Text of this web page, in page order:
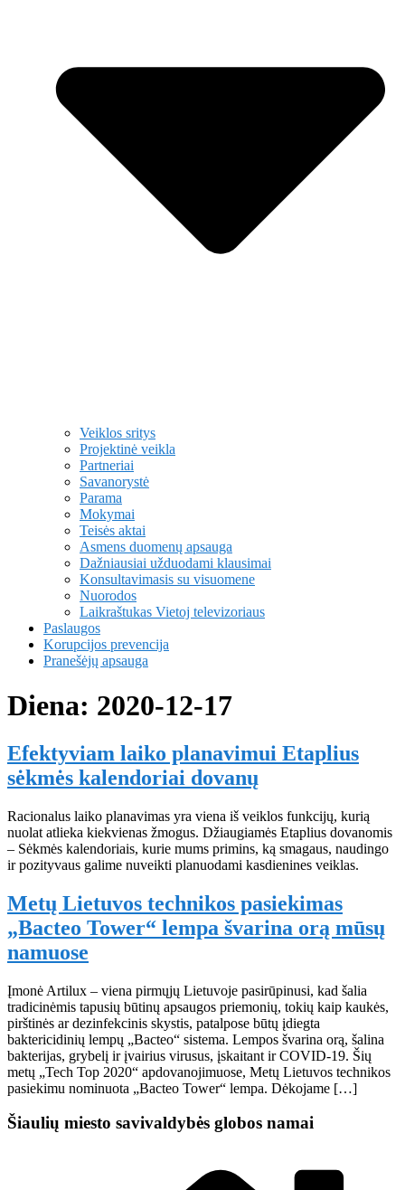
Veiklos sritys
Projektinė veikla
Partneriai
Savanorystė
Parama
Mokymai
Teisės aktai
Asmens duomenų apsauga
Dažniausiai užduodami klausimai
Konsultavimasis su visuomene
Nuorodos
Laikraštukas Vietoj televizoriaus
Paslaugos
Korupcijos prevencija
Pranešėjų apsauga
Diena: 2020-12-17
Efektyviam laiko planavimui Etaplius
sėkmės kalendoriai dovanų
Racionalus laiko planavimas yra viena iš veiklos funkcijų, kurią
nuolat atlieka kiekvienas žmogus. Džiaugiamės Etaplius dovanomis
– Sėkmės kalendoriais, kurie mums primins, ką smagaus, naudingo
ir pozityvaus galime nuveikti planuodami kasdienines veiklas.
Metų Lietuvos technikos pasiekimas
„Bacteo Tower“ lempa švarina orą mūsų
namuose
Įmonė Artilux – viena pirmųjų Lietuvoje pasirūpinusi, kad šalia
tradicinėmis tapusių būtinų apsaugos priemonių, tokių kaip kaukės,
pirštinės ar dezinfekcinis skystis, patalpose būtų įdiegta
baktericidinių lempų „Bacteo“ sistema. Lempos švarina orą, šalina
bakterijas, grybelį ir įvairius virusus, įskaitant ir COVID-19. Šių
metų „Tech Top 2020“ apdovanojimuose, Metų Lietuvos technikos
pasiekimu nominuota „Bacteo Tower“ lempa. Dėkojame […]
Šiaulių miesto savivaldybės globos namai